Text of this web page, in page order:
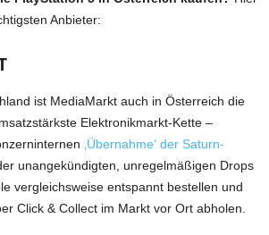
Anbieter:
ist MediaMarkt auch in Österreich die
Elektronikmarkt-Kette –
‚Übernahme‘ der Saturn-
unangekündigten, unregelmäßigen Drops
vergleichsweise entspannt bestellen und
Click & Collect im Markt vor Ort abholen.